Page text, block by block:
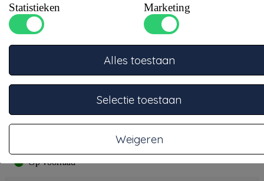
Artikelnummer: 6012000
Op voorraad
Statistieken Marketing
Weigeren
Selectie toestaan
Alles toestaan